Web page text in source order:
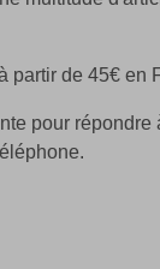
partir de 45€ en
pour répondre